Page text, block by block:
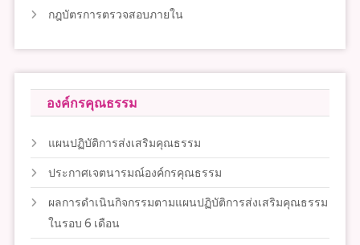
กฎบัตรการตรวจสอบภายใน
องค์กรคุณธรรม
แผนปฏิบัติการส่งเสริมคุณธรรม
ประกาศเจตนารมณ์องค์กรคุณธรรม
ผลการดำเนินกิจกรรมตามแผนปฏิบัติการส่งเสริมคุณธรรม
ในรอบ 6 เดือน